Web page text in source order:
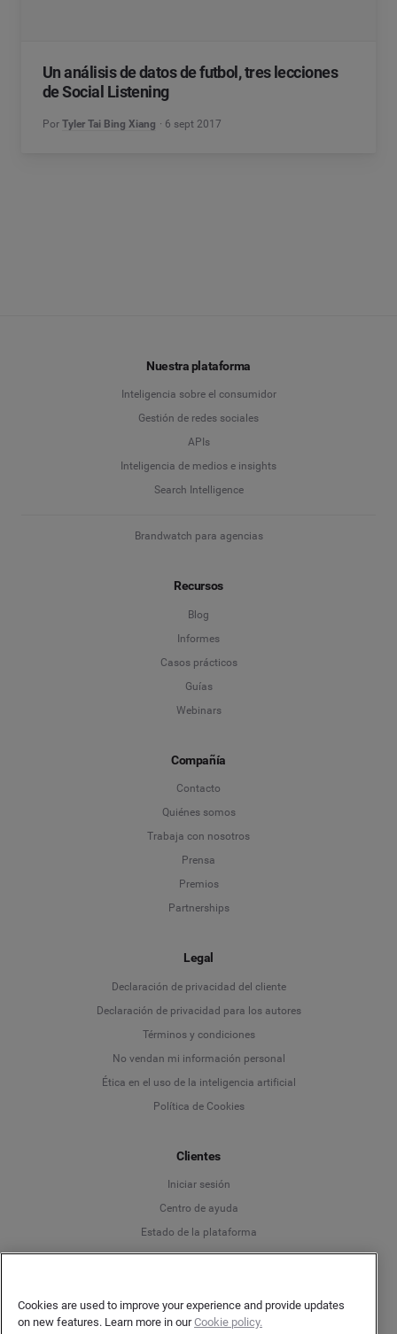
Un análisis de datos de futbol, tres lecciones
de Social Listening
Por Tyler Tai Bing Xiang 6 sept 2017
Nuestra plataforma
Inteligencia sobre el consumidor
Gestión de redes sociales
APIs
Inteligencia de medios e insights
Search Intelligence
Brandwatch para agencias
Recursos
Blog
Informes
Casos prácticos
Guías
Webinars
Compañía
Contacto
Quiénes somos
Trabaja con nosotros
Prensa
Premios
Partnerships
Legal
Declaración de privacidad del cliente
Declaración de privacidad para los autores
Términos y condiciones
No vendan mi información personal
Ética en el uso de la inteligencia artificial
Política de Cookies
Clientes
Iniciar sesión
Centro de ayuda
Estado de la plataforma
Language
Deutsch
Cookies are used to improve your experience and provide updates
on new features. Learn more in ourCookie policy.